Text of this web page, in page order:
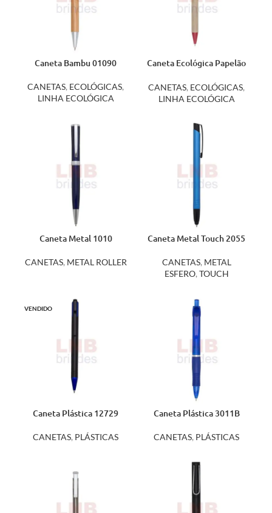
Caneta Bambu 01090
CANETAS, ECOLÓGICAS,
LINHA ECOLÓGICA
Caneta Ecológica Papelão
CANETAS, ECOLÓGICAS,
LINHA ECOLÓGICA
Caneta Metal 1010
CANETAS, METAL ROLLER
Caneta Metal Touch 2055
CANETAS, METAL
ESFERO, TOUCH
VENDIDO
Caneta Plástica 12729
CANETAS, PLÁSTICAS
Caneta Plástica 3011B
CANETAS, PLÁSTICAS